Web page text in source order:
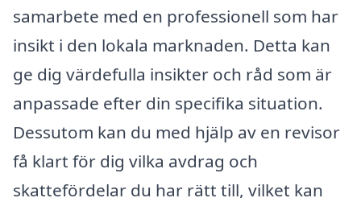
samarbete med en professionell som har
insikt i den lokala marknaden. Detta kan
ge dig värdefulla insikter och råd som är
anpassade efter din specifika situation.
Dessutom kan du med hjälp av en revisor
få klart för dig vilka avdrag och
skattefördelar du har rätt till, vilket kan